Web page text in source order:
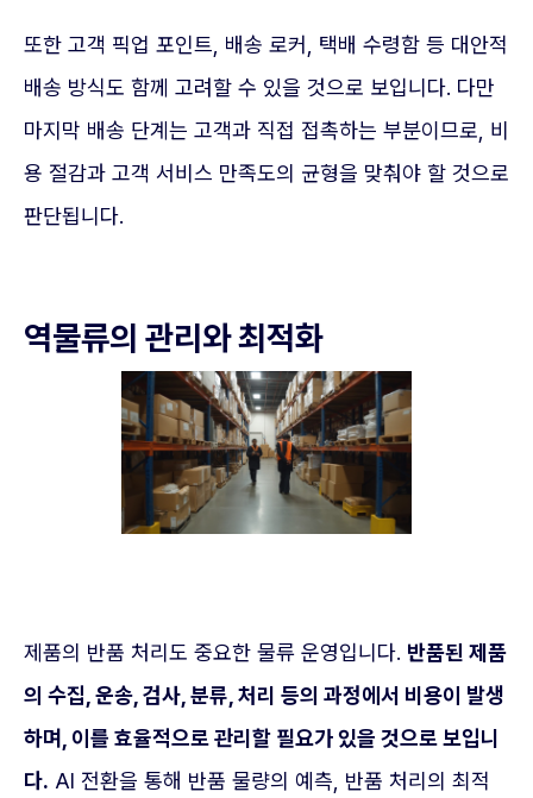
또한 고객 픽업 포인트, 배송 로커, 택배 수령함 등 대안적
배송 방식도 함께 고려할 수 있을 것으로 보입니다. 다만
마지막 배송 단계는 고객과 직접 접촉하는 부분이므로, 비
용 절감과 고객 서비스 만족도의 균형을 맞춰야 할 것으로
판단됩니다.
역물류의 관리와 최적화
제품의 반품 처리도 중요한 물류 운영입니다. 반품된 제품
의 수집, 운송, 검사, 분류, 처리 등의 과정에서 비용이 발생
하며, 이를 효율적으로 관리할 필요가 있을 것으로 보입니
다. AI 전환을 통해 반품 물량의 예측, 반품 처리의 최적